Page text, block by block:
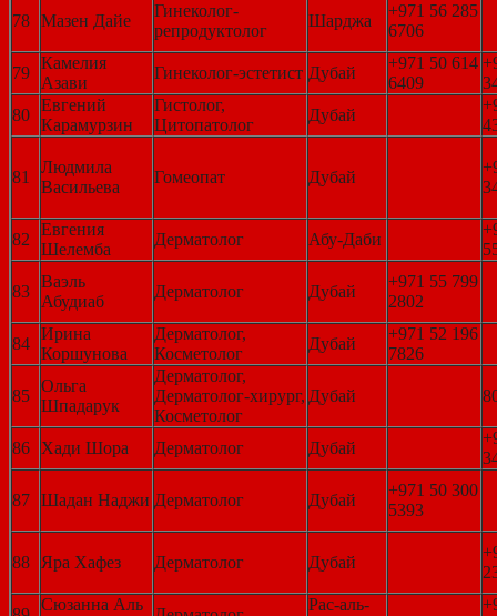
78 Мазен Дайе
Гинеколог-
репродуктолог
Шарджа
+971 56 285
6706
79
Камелия
Азави
Гинеколог-эстетист Дубай
+971 50 614
6409
80
Евгений
Карамурзин
Гистолог,
Цитопатолог
Дубай
81
Людмила
Васильева
Гомеопат Дубай
82
Евгения
Шелемба
Дерматолог Абу-Даби
83
Ваэль
Абудиаб
Дерматолог Дубай
+971 55 799
2802
84
Ирина
Коршунова
Дерматолог,
Косметолог
Дубай
+971 52 196
7826
85
Ольга
Шпадарук
Дерматолог,
Дерматолог-хирург,
Косметолог
Дубай
86 Хади Шора Дерматолог Дубай
87 Шадан Наджи Дерматолог Дубай
+971 50 300
5393
88 Яра Хафез Дерматолог Дубай
Сюзанна Аль
Рас-аль-